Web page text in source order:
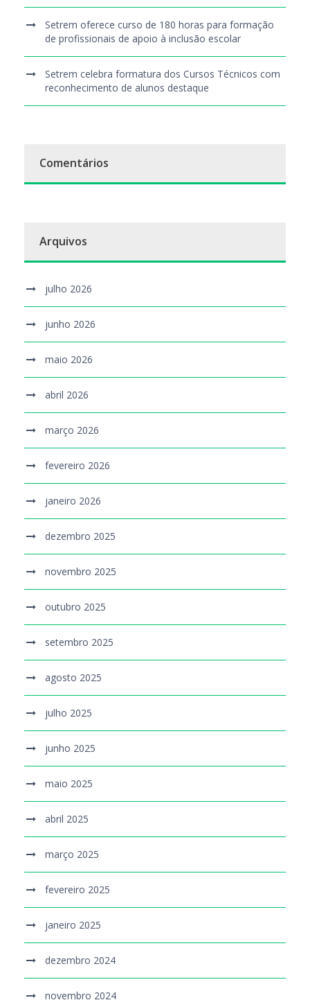
Setrem oferece curso de 180 horas para formação
de profissionais de apoio à inclusão escolar
Setrem celebra formatura dos Cursos Técnicos com
reconhecimento de alunos destaque
Comentários
Arquivos
julho 2026
junho 2026
maio 2026
abril 2026
março 2026
fevereiro 2026
janeiro 2026
dezembro 2025
novembro 2025
outubro 2025
setembro 2025
agosto 2025
julho 2025
junho 2025
maio 2025
abril 2025
março 2025
fevereiro 2025
janeiro 2025
dezembro 2024
novembro 2024